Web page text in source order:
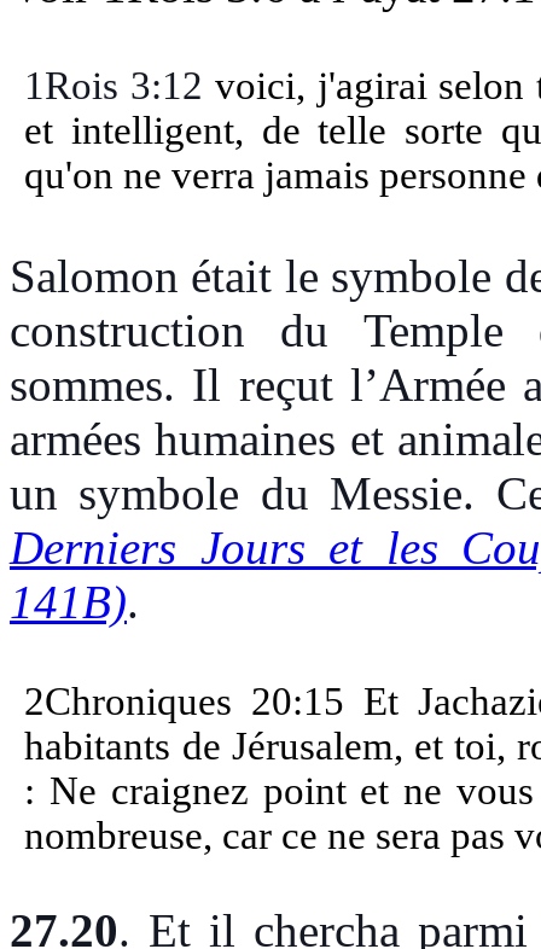
1Rois 3:12 voici, j'agirai selon
et intelligent, de telle sorte
qu'on ne verra jamais
Salomon était le symbole
construction du
sommes. Il reçut l’Armée
armées humaines et
un symbole du Messie.
Derniers Jours et les
141B).
2Chroniques 20:15 Et
habitants de Jérusalem, et toi,
: Ne craignez point et ne
nombreuse, car ce ne sera pas
27.20. Et il chercha